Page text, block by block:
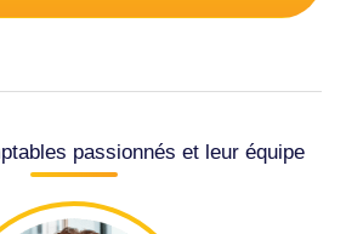
passionnés et leur équipe